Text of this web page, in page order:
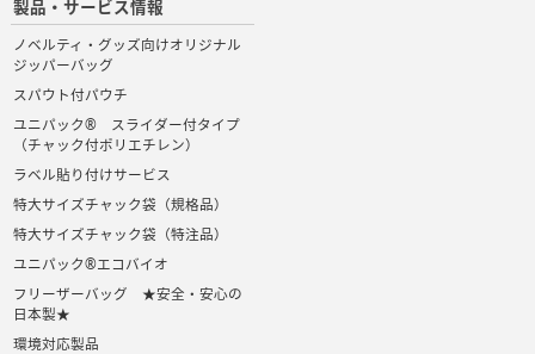
製品・サービス情報
ノベルティ・グッズ向けオリジナル
ジッパーバッグ
スパウト付パウチ
ユニパック® スライダー付タイプ
（チャック付ポリエチレン）
ラベル貼り付けサービス
特大サイズチャック袋（規格品）
特大サイズチャック袋（特注品）
ユニパック®エコバイオ
フリーザーバッグ ★安全・安心の
日本製★
環境対応製品